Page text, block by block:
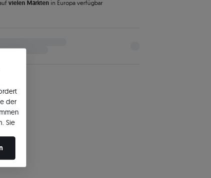
vielen Märkten in Europa verfügbar
der
Sie